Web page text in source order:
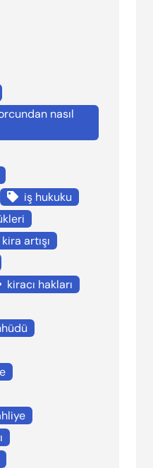
nasıl
iş hukuku
kira artışı
kiracı hakları